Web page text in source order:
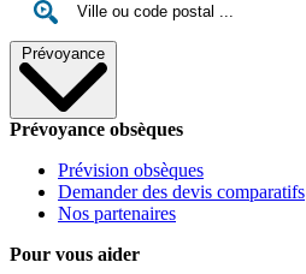
Prévoyance
Prévoyance obsèques
Prévision obsèques
Demander des devis comparatifs
Nos partenaires
Pour vous aider